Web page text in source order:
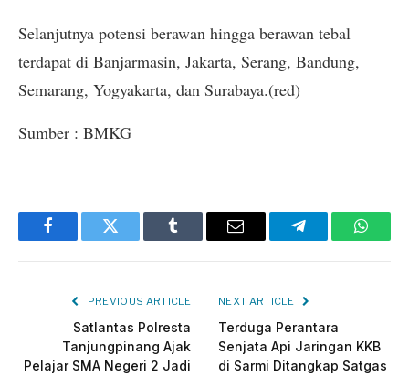
Selanjutnya potensi berawan hingga berawan tebal
terdapat di Banjarmasin, Jakarta, Serang, Bandung,
Semarang, Yogyakarta, dan Surabaya.(red)
Sumber : BMKG
FacebookTwitter Tumblr Email Telegram
PREVIOUS ARTICLE
Satlantas Polresta
Tanjungpinang Ajak
Pelajar SMA Negeri 2 Jadi
NEXT ARTICLE
Terduga Perantara
Senjata Api Jaringan KKB
di Sarmi Ditangkap Satgas